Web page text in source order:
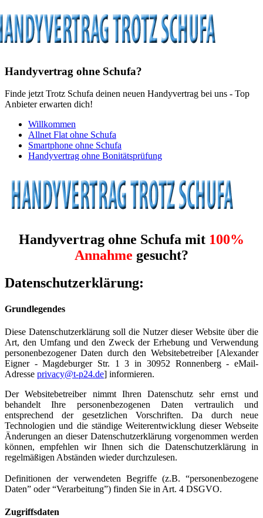
Handyvertrag ohne Schufa?
Finde jetzt Trotz Schufa deinen neuen Handyvertrag bei uns - Top
Anbieter erwarten dich!
Willkommen
Allnet Flat ohne Schufa
Smartphone ohne Schufa
Handyvertrag ohne Bonitätsprüfung
Handyvertrag ohne Schufa mit 100%
Annahme gesucht?
Datenschutzerklärung:
Grundlegendes
Diese Datenschutzerklärung soll die Nutzer dieser Website über die
Art, den Umfang und den Zweck der Erhebung und Verwendung
personenbezogener Daten durch den Websitebetreiber [Alexander
Eigner - Magdeburger Str. 1 3 in 30952 Ronnenberg - eMail-
Adresse privacy@t-p24.de] informieren.
Der Websitebetreiber nimmt Ihren Datenschutz sehr ernst und
behandelt Ihre personenbezogenen Daten vertraulich und
entsprechend der gesetzlichen Vorschriften. Da durch neue
Technologien und die ständige Weiterentwicklung dieser Webseite
Änderungen an dieser Datenschutzerklärung vorgenommen werden
können, empfehlen wir Ihnen sich die Datenschutzerklärung in
regelmäßigen Abständen wieder durchzulesen.
Definitionen der verwendeten Begriffe (z.B. “personenbezogene
Daten” oder “Verarbeitung”) finden Sie in Art. 4 DSGVO.
Zugriffsdaten